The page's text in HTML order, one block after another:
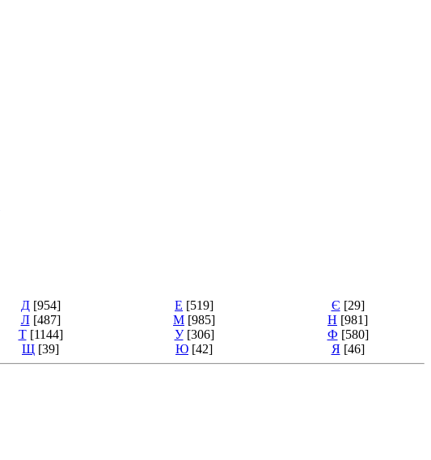
Д [954] Е [519] Є [29]
Л [487] М [985] Н [981]
Т [1144] У [306] Ф [580]
Щ [39] Ю [42] Я [46]